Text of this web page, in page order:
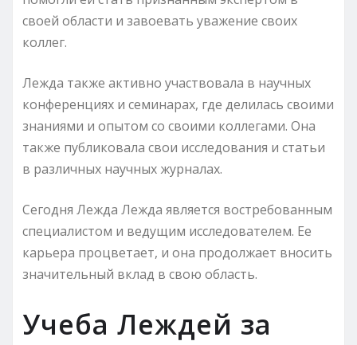
своей области и завоевать уважение своих
коллег.
Лежда также активно участвовала в научных
конференциях и семинарах, где делилась своими
знаниями и опытом со своими коллегами. Она
также публиковала свои исследования и статьи
в различных научных журналах.
Сегодня Лежда Лежда является востребованным
специалистом и ведущим исследователем. Ее
карьера процветает, и она продолжает вносить
значительный вклад в свою область.
Учеба Леждей за